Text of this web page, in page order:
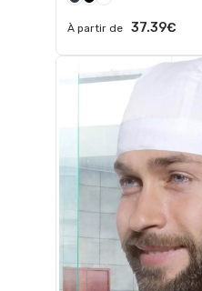
À partir de 37.39€